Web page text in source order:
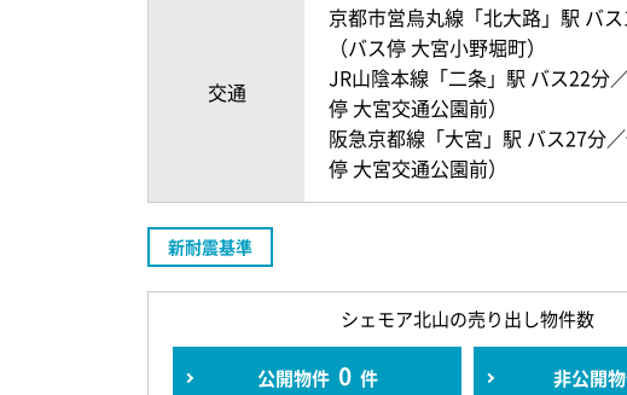
交通
京都市営烏丸線「北大路」駅 バ
（バス停 大宮小野堀町）
JR山陰本線「二条」駅 バス22分
停 大宮交通公園前）
阪急京都線「大宮」駅 バス27分
停 大宮交通公園前）
新耐震基準
シェモア北山の売り出し物件数
公開物件 0 件 非公開